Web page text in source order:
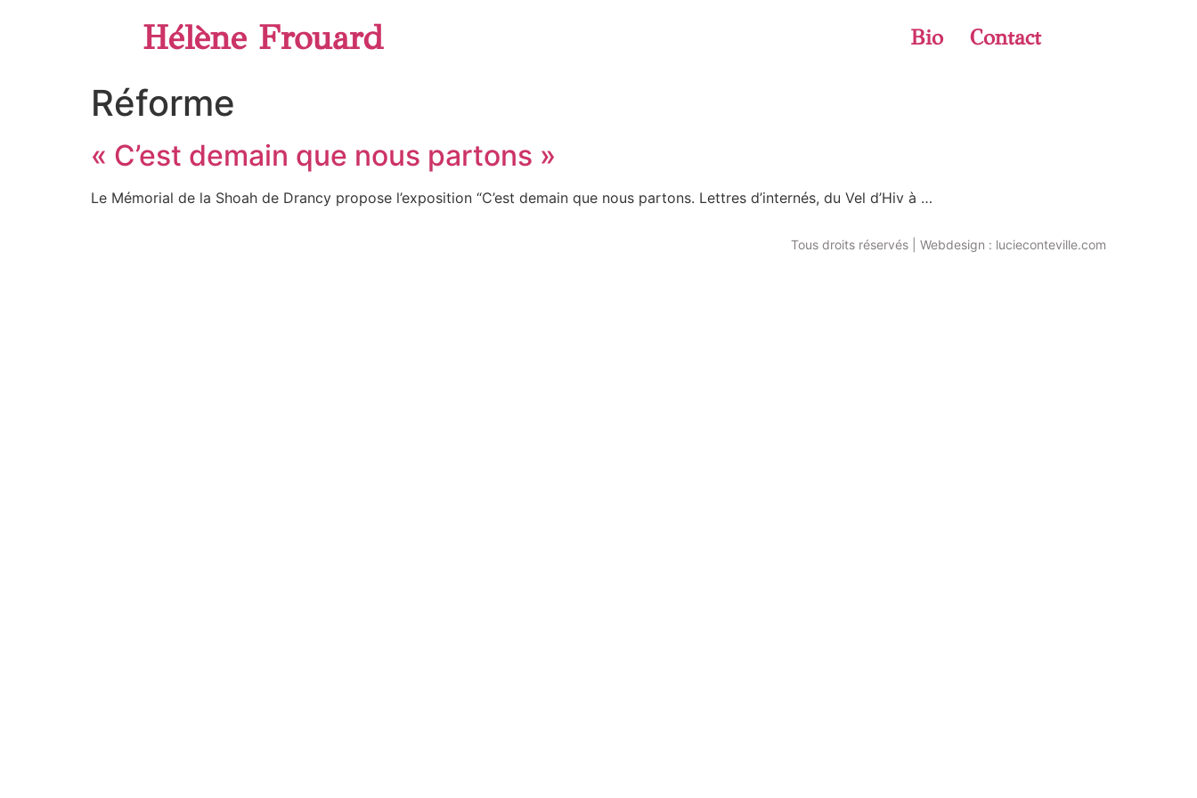
Hélène Frouard Bio Contact
Réforme
« C’est demain que nous partons »
Le Mémorial de la Shoah de Drancy propose l’exposition “C’est demain que nous partons. Lettres d’internés, du Vel d’Hiv à …
Tous droits réservés | Webdesign : lucieconteville.com